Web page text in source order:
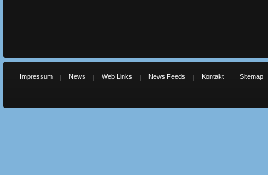
Impressum News Web Links News Feeds Kontakt Sitemap